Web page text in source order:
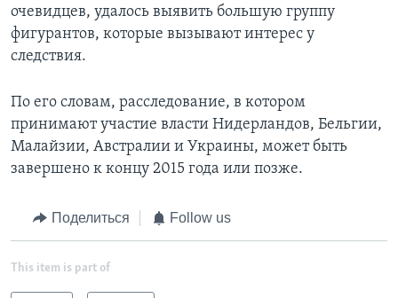
очевидцев, удалось выявить большую группу
фигурантов, которые вызывают интерес у
следствия.
По его словам, расследование, в котором
принимают участие власти Нидерландов, Бельгии,
Малайзии, Австралии и Украины, может быть
завершено к концу 2015 года или позже.
Поделиться Follow us
This item is part of